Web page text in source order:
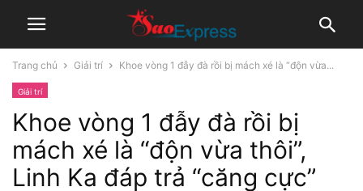
Trang chủ Giải trí Khoe vòng 1 đẫy đà rồi bị mách xé là “độn vừa...
Giải trí
Khoe vòng 1 đẫy đà rồi bị
mách xé là “độn vừa thôi”,
Linh Ka đáp trả “căng cực”